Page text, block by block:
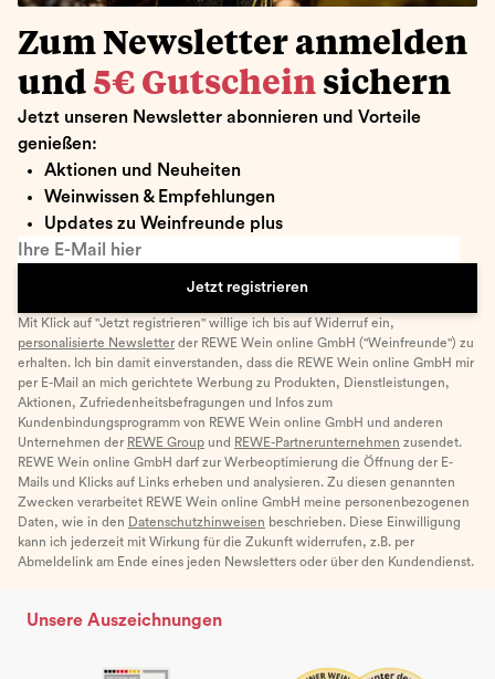
Zum Newsletter anmelden
und 5€ Gutschein sichern
Jetzt unseren Newsletter abonnieren und Vorteile
genießen:
Aktionen und Neuheiten
Weinwissen & Empfehlungen
Updates zu Weinfreunde plus
Ihre E-Mail hier
Jetzt registrieren
Mit Klick auf "Jetzt registrieren" willige ich bis auf Widerruf ein,
personalisierte Newsletter der REWE Wein online GmbH ("Weinfreunde") zu
erhalten. Ich bin damit einverstanden, dass die REWE Wein online GmbH mir
per E-Mail an mich gerichtete Werbung zu Produkten, Dienstleistungen,
Aktionen, Zufriedenheitsbefragungen und Infos zum
Kundenbindungsprogramm von REWE Wein online GmbH und anderen
Unternehmen der REWE Group und REWE-Partnerunternehmen zusendet.
REWE Wein online GmbH darf zur Werbeoptimierung die Öffnung der E-
Mails und Klicks auf Links erheben und analysieren. Zu diesen genannten
Zwecken verarbeitet REWE Wein online GmbH meine personenbezogenen
Daten, wie in den Datenschutzhinweisen beschrieben. Diese Einwilligung
kann ich jederzeit mit Wirkung für die Zukunft widerrufen, z.B. per
Abmeldelink am Ende eines jeden Newsletters oder über den Kundendienst.
Unsere Auszeichnungen